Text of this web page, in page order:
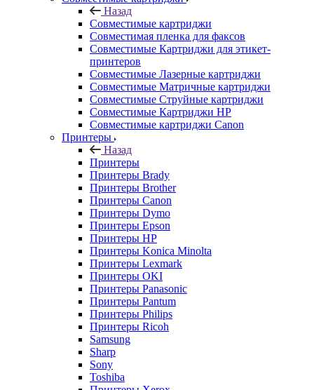
Назад
Совместимые картриджи
Совместимая пленка для факсов
Совместимые Картриджи для этикет-
принтеров
Совместимые Лазерные картриджи
Совместимые Матричные картриджи
Совместимые Струйные картриджи
Совместимые Картриджи HP
Совместимые картриджи Canon
Принтеры
Назад
Принтеры
Принтеры Brady
Принтеры Brother
Принтеры Canon
Принтеры Dymo
Принтеры Epson
Принтеры HP
Принтеры Konica Minolta
Принтеры Lexmark
Принтеры OKI
Принтеры Panasonic
Принтеры Pantum
Принтеры Philips
Принтеры Ricoh
Samsung
Sharp
Sony
Toshiba